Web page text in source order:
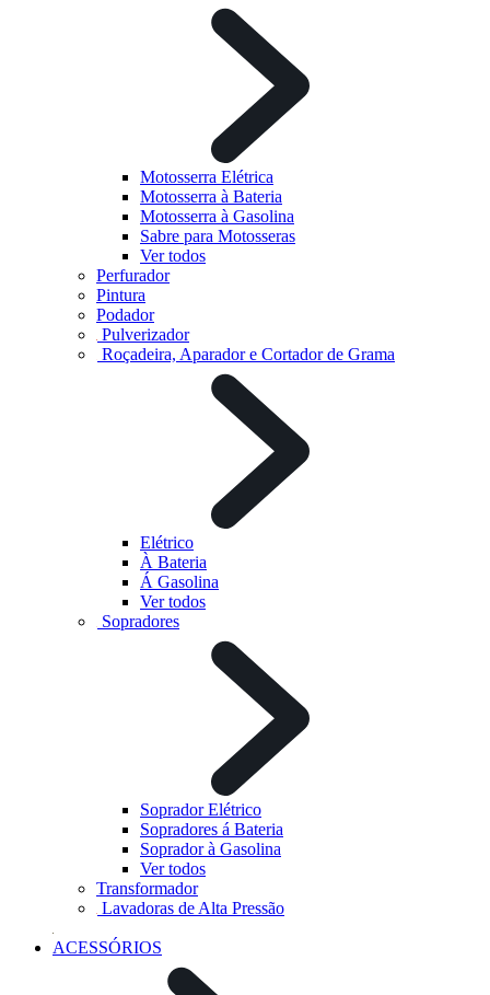
Motosserra Elétrica
Motosserra à Bateria
Motosserra à Gasolina
Sabre para Motosseras
Ver todos
Perfurador
Pintura
Podador
Pulverizador
Roçadeira, Aparador e Cortador de Grama
Elétrico
À Bateria
Á Gasolina
Ver todos
Sopradores
Soprador Elétrico
Sopradores á Bateria
Soprador à Gasolina
Ver todos
Transformador
Lavadoras de Alta Pressão
ACESSÓRIOS